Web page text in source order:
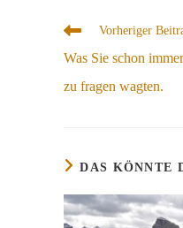
Weitere
ansehen
Vorheriger
Was Sie schon
zu fragen wagten.
DAS KÖNNTE